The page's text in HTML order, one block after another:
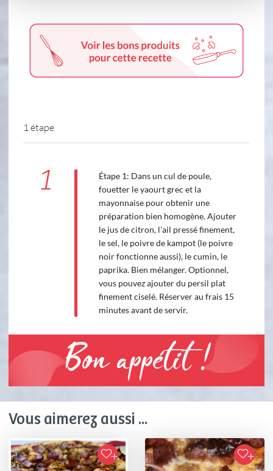
1 étape
1
Étape 1: Dans un cul de poule,
fouetter le yaourt grec et la
mayonnaise pour obtenir une
préparation bien homogène. Ajouter
le jus de citron, l'ail pressé finement,
le sel, le poivre de kampot (le poivre
noir fonctionne aussi), le cumin, le
paprika. Bien mélanger. Optionnel,
vous pouvez ajouter du persil plat
finement ciselé. Réserver au frais 15
minutes avant de servir.
Bon appétit !
Vous aimerez aussi ...